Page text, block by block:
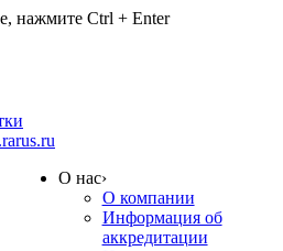
нажмите Ctrl + Enter
О нас›
О компании
Информация об
аккредитации